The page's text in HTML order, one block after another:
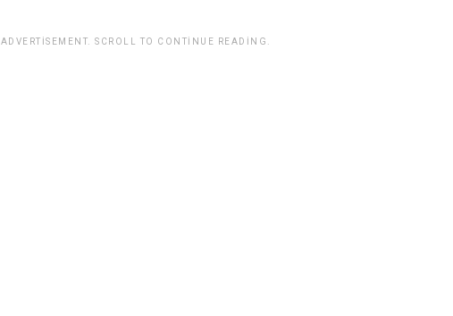
ADVERTISEMENT. SCROLL TO CONTINUE READING.